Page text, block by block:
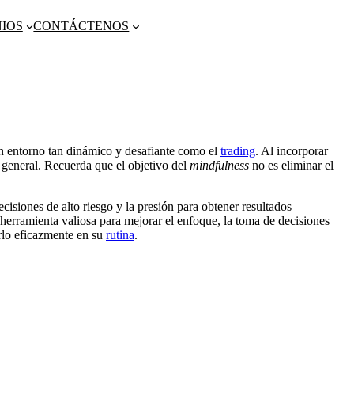
CONTÁCTENOS
entorno tan dinámico y desafiante como el trading. Al incorporar
Recuerda que el objetivo del mindfulness no es eliminar el
de alto riesgo y la presión para obtener resultados
valiosa para mejorar el enfoque, la toma de decisiones
eficazmente en su rutina.